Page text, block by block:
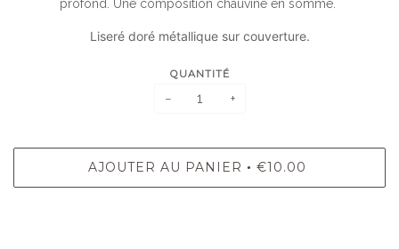
profond. Une composition chauvine en somme.
Liseré doré métallique sur couverture.
QUANTITÉ
− +
AJOUTER AU PANIER • €10.00